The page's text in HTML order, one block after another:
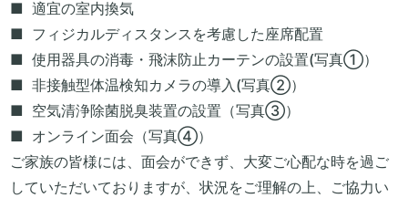
適宜の室内換気
フィジカルディスタンスを考慮した座席配置
使用器具の消毒・飛沫防止カーテンの設置(写真①）
非接触型体温検知カメラの導入(写真②）
空気清浄除菌脱臭装置の設置（写真③）
オンライン面会（写真④）
ご家族の皆様には、面会ができず、大変ご心配な時を過ご
していただいておりますが、状況をご理解の上、ご協力い